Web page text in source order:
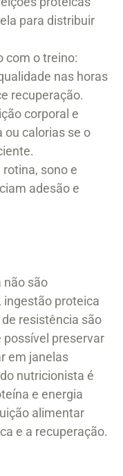
para distribuir
com o treino:
nas horas
recuperação.
corporal e
ou calorias se o
sono e
adesão e
são
ingestão proteica
resistência são
preservar
em janelas
nutricionista é
e energia
alimentar
e a recuperação.